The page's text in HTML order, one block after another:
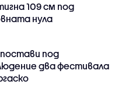
109 см под
нула
под
два фестивала